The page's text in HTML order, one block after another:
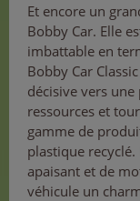
Et encore un
Bobby Car. Elle
imbattable en
Bobby Car
décisive vers
ressources et
gamme de
plastique
apaisant et de
véhicule un